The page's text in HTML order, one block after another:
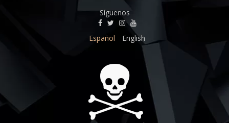
Síguenos
Español English